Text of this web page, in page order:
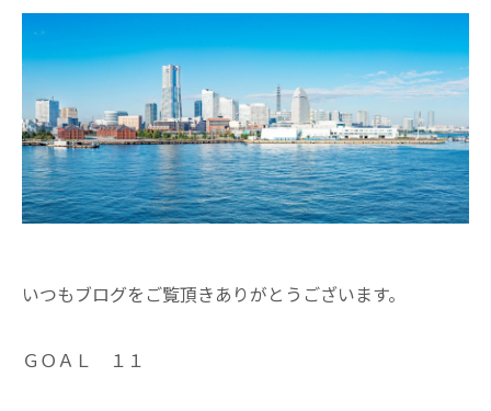
いつもブログをご覧頂きありがとうございます。
ＧＯＡＬ １１